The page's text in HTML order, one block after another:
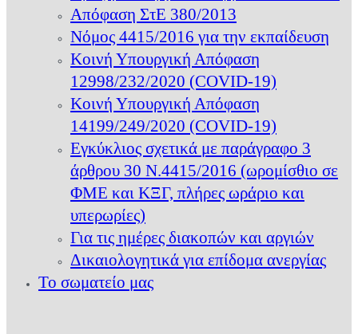
Απόφαση ΣτΕ 380/2013
Νόμος 4415/2016 για την εκπαίδευση
Κοινή Υπουργική Απόφαση
12998/232/2020 (COVID-19)
Κοινή Υπουργική Απόφαση
14199/249/2020 (COVID-19)
Εγκύκλιος σχετικά με παράγραφο 3
άρθρου 30 Ν.4415/2016 (ωρομίσθιο σε
ΦΜΕ και ΚΞΓ, πλήρες ωράριο και
υπερωρίες)
Για τις ημέρες διακοπών και αργιών
Δικαιολογητικά για επίδομα ανεργίας
Το σωματείο μας